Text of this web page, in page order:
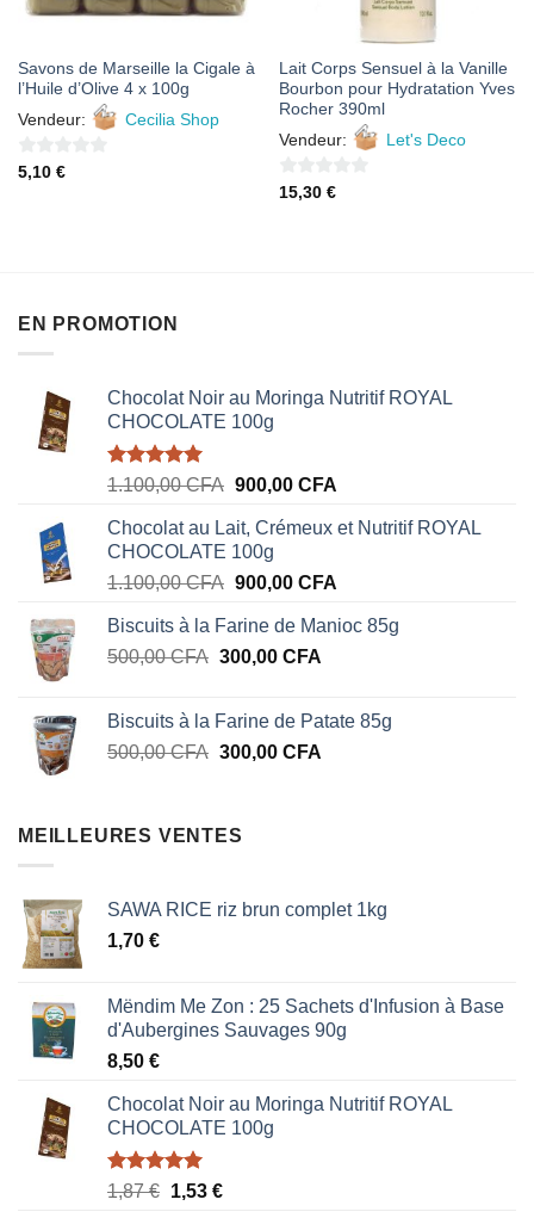
Savons de Marseille la Cigale à
l’Huile d’Olive 4 x 100g
Vendeur:
Cecilia Shop
0
5,10 €
Lait Corps Sensuel à la Vanille
Bourbon pour Hydratation Yves
Rocher 390ml
Vendeur:
Let's Deco
0
15,30 €
EN PROMOTION
Chocolat Noir au Moringa Nutritif ROYAL
CHOCOLATE 100g
Note5.00
1.100,00CFA Le
initial
était :
1.100,00 CFA.
900,00 CFALe
actuel
900,00 CFA.
Chocolat au Lait, Crémeux et Nutritif ROYAL
CHOCOLATE 100g
1.100,00CFA Le
initial
était :
900,00 CFALe
actuel
Biscuits à la Farine de Manioc 85g
500,00CFA Le
était :
500,00 CFA.
300,00 CFALe
est :
300,00 CFA.
Biscuits à la Farine de Patate 85g
500,00CFA Le
était :
300,00 CFALe
MEILLEURES VENTES
SAWA RICE riz brun complet 1kg
1,70 €
Mëndim Me Zon : 25 Sachets d'Infusion à Base
d'Aubergines Sauvages 90g
8,50 €
Chocolat Noir au Moringa Nutritif ROYAL
CHOCOLATE 100g
Note5.00
sur 5
1,87€ Le
1,53 €Le